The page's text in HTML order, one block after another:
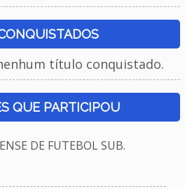
título conquistado.
QUE PARTICIPOU
DE FUTEBOL SUB.